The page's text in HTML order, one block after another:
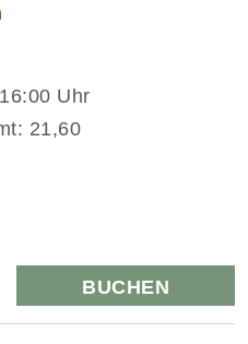
Uhr
21,60
BUCHEN